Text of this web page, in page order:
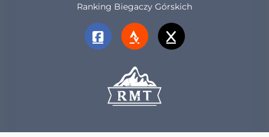
Ranking Biegaczy Górskich